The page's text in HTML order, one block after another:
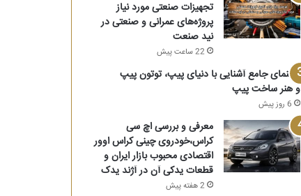
تجهیزات صنعتی مورد نیاز
پروژه‌های عمرانی و صنعتی در
نید صنعت
22 ساعت پیش
راهنمای جامع آشنایی با دنیای پیپ، توتون پیپ
و هنر ساخت پیپ
6 روز پیش
معرفی و بررسی اچ سی
کراس،خودروی چینی کراس اوور
اقتصادی محبوب بازار ایران و
قطعات یدکی آن در آژند یدک
2 هفته پیش